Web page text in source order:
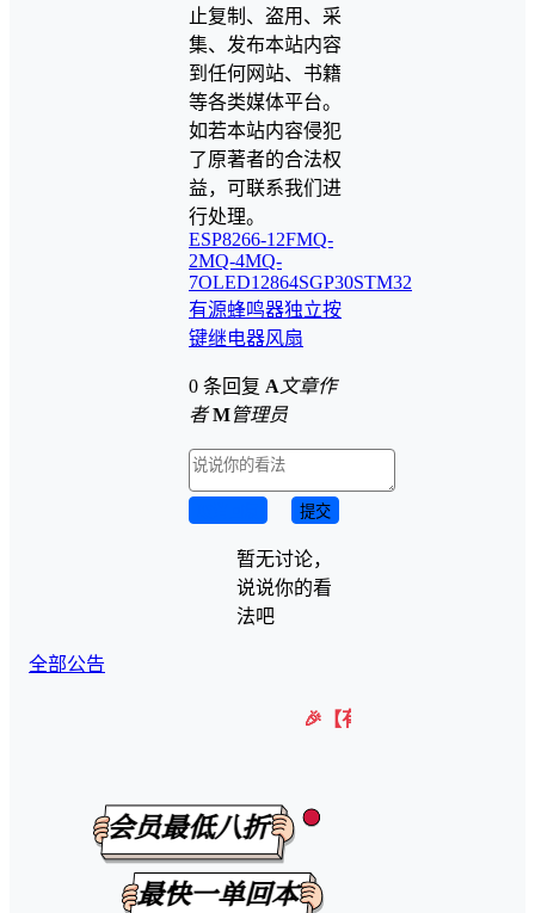
止复制、盗用、采
集、发布本站内容
到任何网站、书籍
等各类媒体平台。
如若本站内容侵犯
了原著者的合法权
益，可联系我们进
行处理。
ESP8266-12FMQ-
2MQ-4MQ-
7OLED12864SGP30STM32
有源蜂鸣器独立按
键继电器风扇
0 条回复 A 文章作
者 M管理员
提交
暂无讨论，
说说你的看
法吧
全部公告
🎉【有任何问题可以咨询微信客服】